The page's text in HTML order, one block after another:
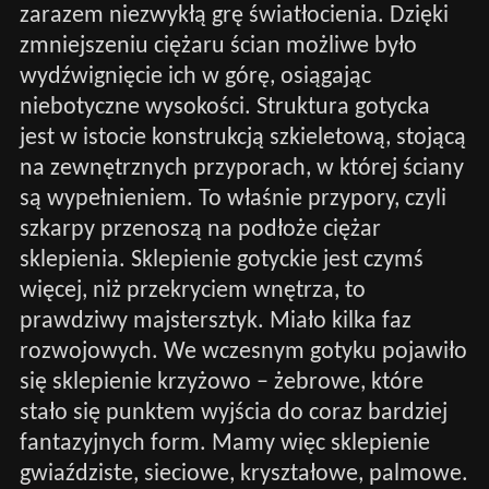
zarazem niezwykłą grę światłocienia. Dzięki
zmniejszeniu ciężaru ścian możliwe było
wydźwignięcie ich w górę, osiągając
niebotyczne wysokości. Struktura gotycka
jest w istocie konstrukcją szkieletową, stojącą
na zewnętrznych przyporach, w której ściany
są wypełnieniem. To właśnie przypory, czyli
szkarpy przenoszą na podłoże ciężar
sklepienia. Sklepienie gotyckie jest czymś
więcej, niż przekryciem wnętrza, to
prawdziwy majstersztyk. Miało kilka faz
rozwojowych. We wczesnym gotyku pojawiło
się sklepienie krzyżowo – żebrowe, które
stało się punktem wyjścia do coraz bardziej
fantazyjnych form. Mamy więc sklepienie
gwiaździste, sieciowe, kryształowe, palmowe.